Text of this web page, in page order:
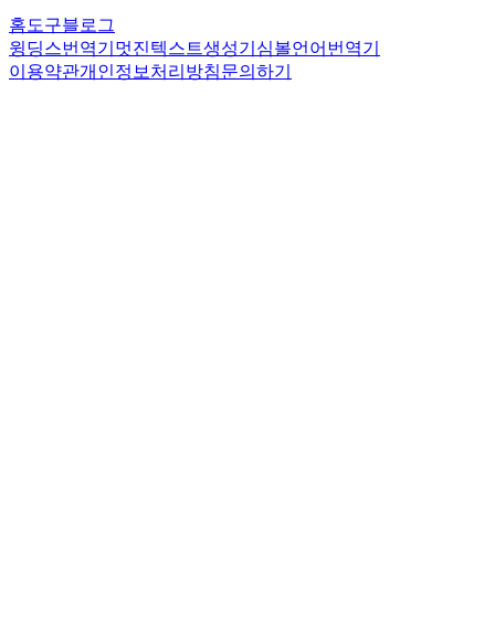
홈도구블로그
윙딩스 번역기 멋진 텍스트 생성기 심볼 언어 번역기
이용약관개인정보 처리방침문의하기